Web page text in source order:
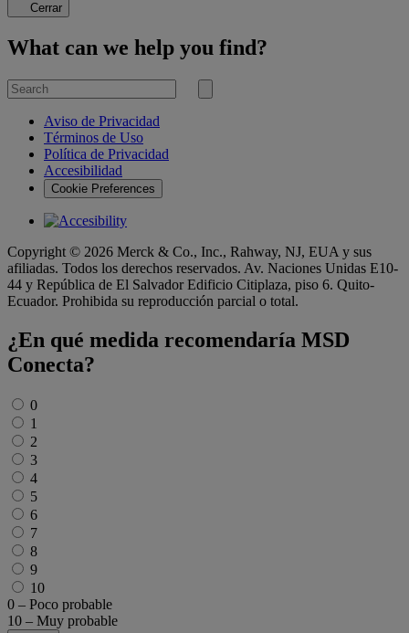
Cerrar
What can we help you find?
Search
for
Submit
Aviso de Privacidad
Términos de Uso
Política de Privacidad
Accesibilidad
Cookie Preferences
Copyright © 2026 Merck & Co., Inc., Rahway, NJ, EUA y sus
afiliadas. Todos los derechos reservados. Av. Naciones Unidas E10-
44 y República de El Salvador Edificio Citiplaza, piso 6. Quito-
Ecuador. Prohibida su reproducción parcial o total.
¿En qué medida recomendaría MSD
Conecta?
Untitled
0
1
2
3
4
5
6
7
8
9
10
0 – Poco probable
10 – Muy probable